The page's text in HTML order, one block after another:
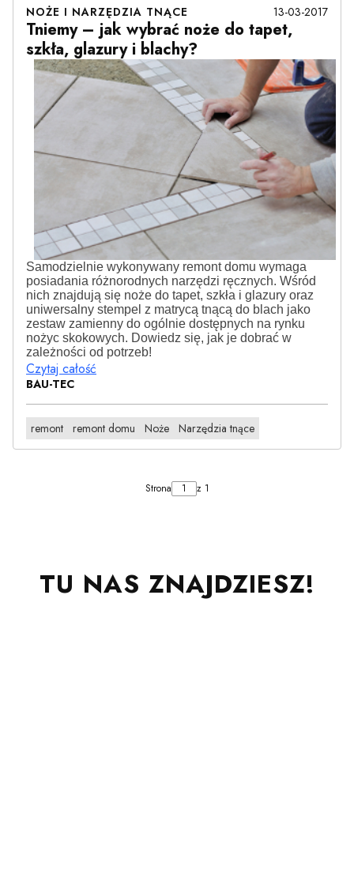
NOŻE I NARZĘDZIA TNĄCE 13-03-2017
Tniemy – jak wybrać noże do tapet,
szkła, glazury i blachy?
Samodzielnie wykonywany remont domu wymaga
posiadania różnorodnych narzędzi ręcznych. Wśród
nich znajdują się noże do tapet, szkła i glazury oraz
uniwersalny stempel z matrycą tnącą do blach jako
zestaw zamienny do ogólnie dostępnych na rynku
nożyc skokowych. Dowiedz się, jak je dobrać w
zależności od potrzeb!
Czytaj całość
BAU-TEC
remont remont domu Noże Narzędzia tnące
Strona z 1
TU NAS ZNAJDZIESZ!